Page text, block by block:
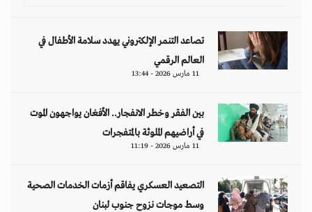
تصاعد التنمر الإلكتروني يهدد سلامة الأطفال في
العالم الرقمي
11 مارس 2026 - 13:44
بين الفقر وخطر الانفجار.. الأفغان يواجهون الموت
في أراضيهم الملوثة بالمتفجرات
11 مارس 2026 - 11:19
التصعيد العسكري يفاقم أزمات الخدمات الصحية
وسط موجات نزوح جنوب لبنان